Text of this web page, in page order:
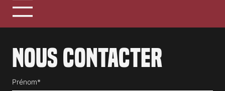
Nous contacter
Prénom*